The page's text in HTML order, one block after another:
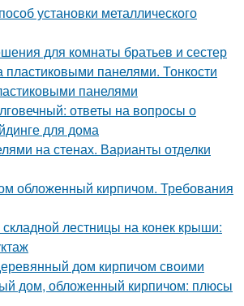
установки металлического
для комнаты братьев и сестер
пластиковыми панелями. Тонкости
панелями
ответы на вопросы о
для дома
на стенах. Варианты отделки
обложенный кирпичом. Требования
складной лестницы на конек крыши:
дом кирпичом своими
дом, обложенный кирпичом: плюсы